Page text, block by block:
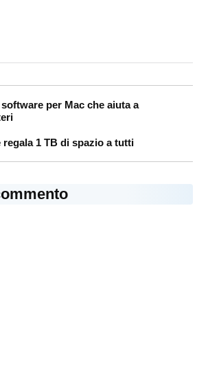
per Mac che aiuta a
regala 1 TB di spazio a tutti